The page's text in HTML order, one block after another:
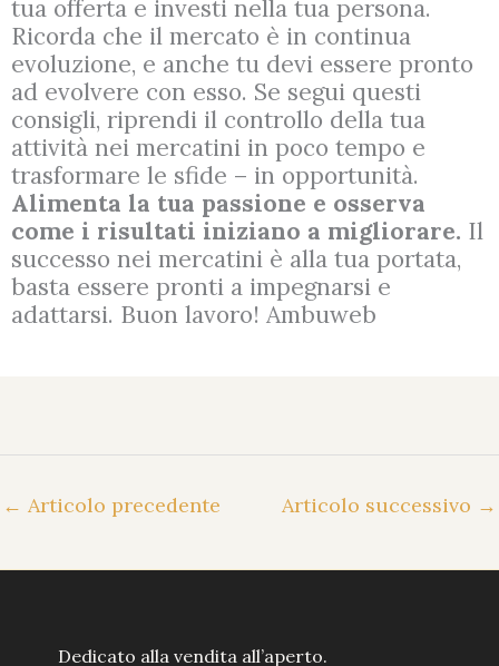
tua offerta e investi nella tua persona.
Ricorda che il mercato è in continua
evoluzione, e anche tu devi essere pronto
ad evolvere con esso. Se segui questi
consigli, riprendi il controllo della tua
attività nei mercatini in poco tempo e
trasformare le sfide – in opportunità.
Alimenta la tua passione e osserva
come i risultati iniziano a migliorare. Il
successo nei mercatini è alla tua portata,
basta essere pronti a impegnarsi e
adattarsi. Buon lavoro! Ambuweb
← Articolo precedente Articolo successivo →
Dedicato alla vendita all’aperto.